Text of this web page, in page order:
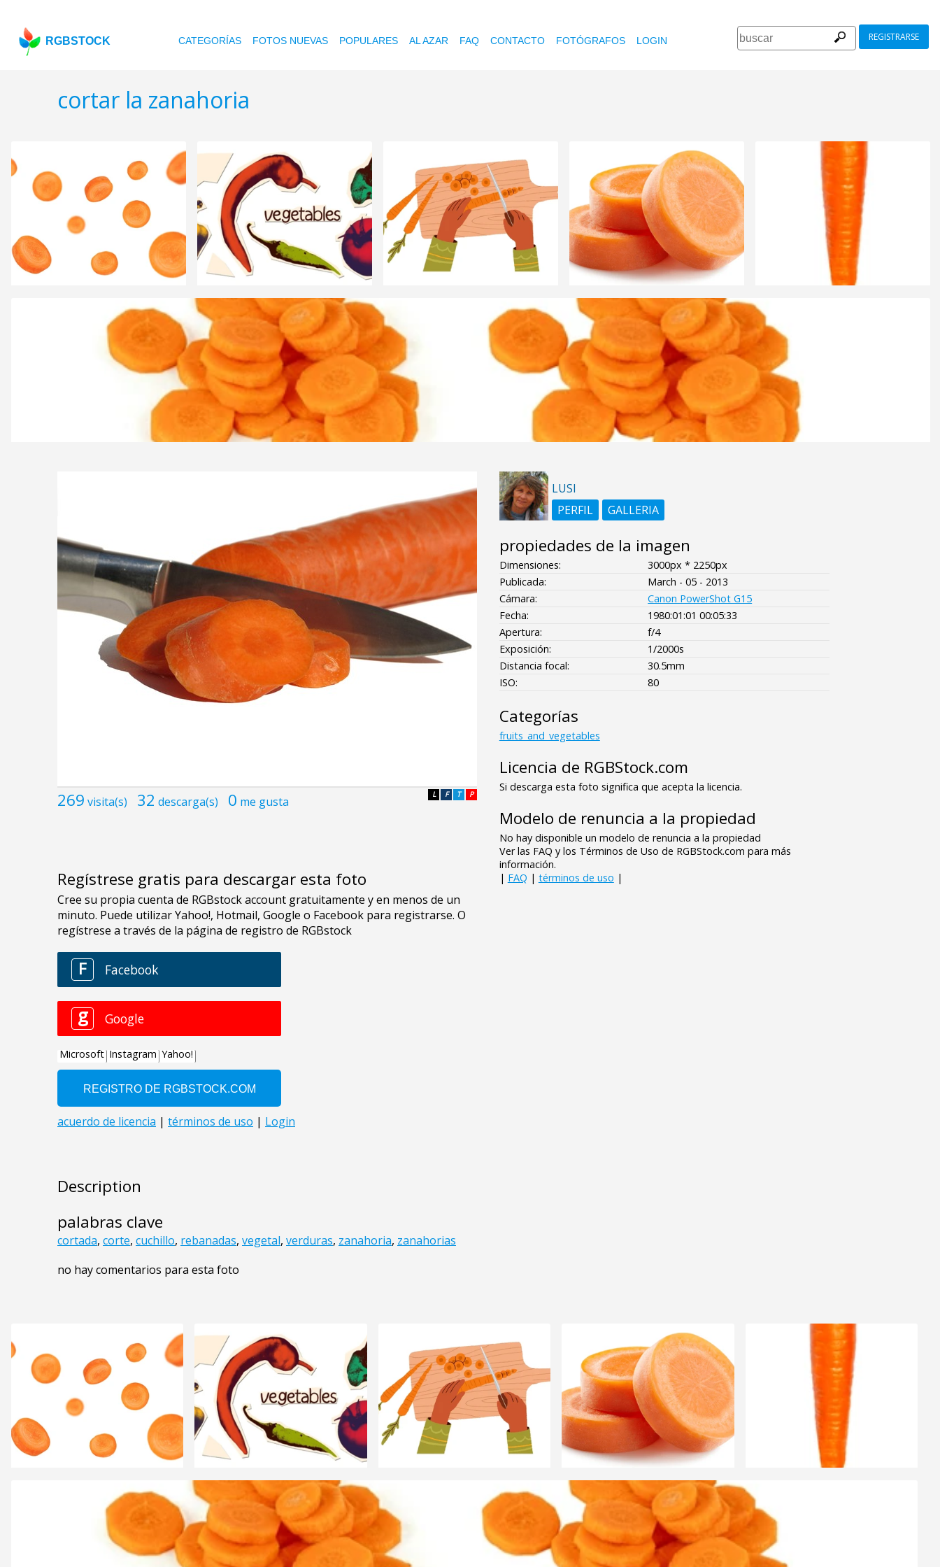
RGBSTOCK CATEGORÍAS FOTOS NUEVAS POPULARES AL AZAR FAQ CONTACTO FOTÓGRAFOS LOGIN REGISTRARSE
cortar la zanahoria
269 visita(s) 32 descarga(s) 0 me gusta P
T
F
L
Regístrese gratis para descargar esta foto
Description
palabras clave
cortada, corte, cuchillo, rebanadas, vegetal, verduras, zanahoria, zanahorias
no hay comentarios para esta foto
LUSI
PERFIL
GALLERIA
propiedades de la imagen
Dimensiones:
3000px * 2250px
Publicada:
March - 05 - 2013
Cámara:
Canon PowerShot G15
Fecha:
1980:01:01 00:05:33
Apertura:
f/4
Exposición:
1/2000s
Distancia focal:
30.5mm
ISO:
80
Categorías
fruits_and_vegetables
Licencia de RGBStock.com
Si descarga esta foto significa que acepta la licencia.
Modelo de renuncia a la propiedad
No hay disponible un modelo de renuncia a la propiedad
Ver las FAQ y los Términos de Uso de RGBStock.com para más
información.
| FAQ | términos de uso |